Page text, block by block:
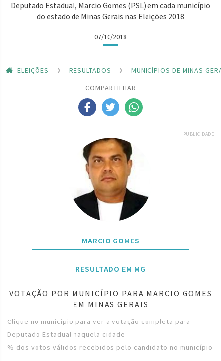
Deputado Estadual, Marcio Gomes (PSL) em cada município
do estado de Minas Gerais nas Eleições 2018
07/10/2018
ELEIÇÕES RESULTADOS
MUNICÍPIOS DE MINAS
COMPARTILHAR
PUBLICIDADE
MARCIO GOMES
RESULTADO EM MG
VOTAÇÃO POR MUNICÍPIO PARA MARCIO GOMES
EM MINAS GERAIS
Clique no município para ver a votação completa para
Deputado Estadual naquela cidade
% dos votos válidos recebidos pelo candidato no município